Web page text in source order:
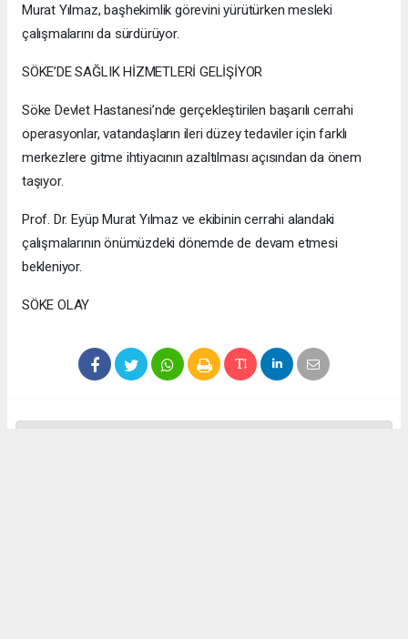
Murat Yılmaz, başhekimlik görevini yürütürken mesleki
çalışmalarını da sürdürüyor.
SÖKE’DE SAĞLIK HİZMETLERİ GELİŞİYOR
Söke Devlet Hastanesi’nde gerçekleştirilen başarılı cerrahi
operasyonlar, vatandaşların ileri düzey tedaviler için farklı
merkezlere gitme ihtiyacının azaltılması açısından da önem
taşıyor.
Prof. Dr. Eyüp Murat Yılmaz ve ekibinin cerrahi alandaki
çalışmalarının önümüzdeki dönemde de devam etmesi
bekleniyor.
SÖKE OLAY